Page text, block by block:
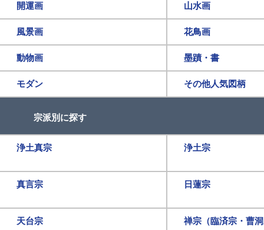
開運画 山水画
風景画 花鳥画
動物画 墨蹟・書
モダン その他人気図柄
宗派別に探す
浄土真宗 浄土宗
真言宗 日蓮宗
天台宗 禅宗（臨済宗・曹